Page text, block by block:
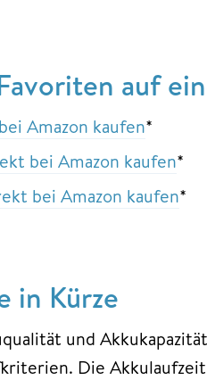
auf
Amazon kaufen*
bei Amazon kaufen*
bei Amazon kaufen*
in Kürze
und
Die Akkulaufzeit